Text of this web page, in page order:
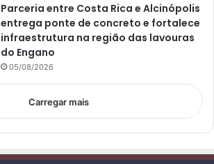
Parceria entre Costa Rica e Alcinópolis
entrega ponte de concreto e fortalece
infraestrutura na região das lavouras
do Engano
05/08/2026
Carregar mais